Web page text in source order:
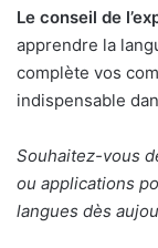
Le conseil de
apprendre la
complète vos
indispensable
Souhaitez-vous
ou applications
langues dès